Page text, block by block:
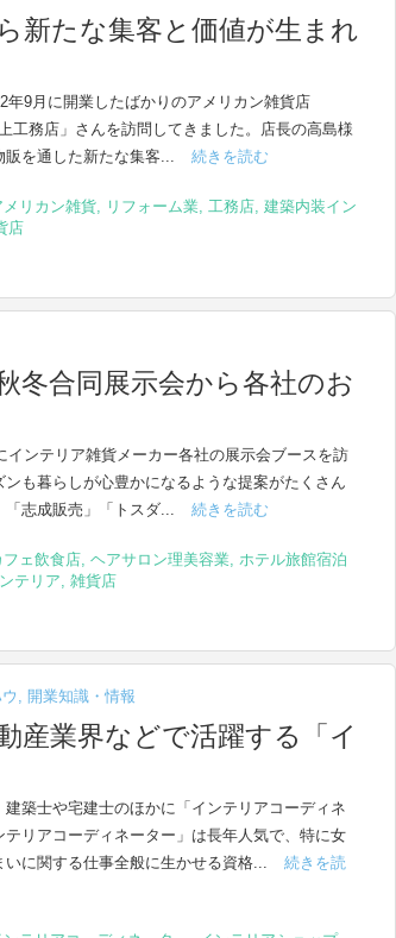
新たな集客と価値が生まれ
年9月に開業したばかりのアメリカン雑貨店
工務店」さんを訪問してきました。店長の高島様
を通した新たな集客...
続きを読む
メリカン雑貨, リフォーム業 工務店, 建築内装イン
店
冬合同展示会から各社のお
インテリア雑貨メーカー各社の展示会ブースを訪
も暮らしが心豊かになるような提案がたくさん
志成販売」「トスダ...
続きを読む
フェ飲食店, ヘアサロン理美容業, ホテル旅館宿泊
テリア, 雑貨店
, 開業知識・情報
産業界などで活躍する「イ
築士や宅建士のほかに「インテリアコーディネ
リアコーディネーター」は長年人気で、特に女
に関する仕事全般に生かせる資格...
続きを読